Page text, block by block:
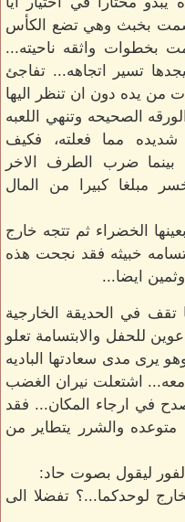
بخبث وهي تضع الكأس
بخطوات واثقه ناحيته...
تسير اتجاهه... تفاجئ
من يده دون ان تنظر اليها
الصحيحه وتنهي اللعبه
مما فعلته، فكيف
بينما ضرب الطرف الاخر
مبلغا كبيرا من المال
الخضراء ثم تتجه خارج
خبيثه فقد نجحت هذه
ايضا...
تقف في الحديقة الخارجية
للحفل والابتسامة تعلو
يرى مدى سعادتها الباديه
اشتعلت نيران الغضب
في ارجاء المكان... فقد
متوعده والشرر يتطاير من
ليقول بصوت حاد:
لوحدكما...؟ تفضلا الى